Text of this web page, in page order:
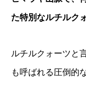
た特別なルチルク
ルチルクォーツと
も呼ばれる圧倒的